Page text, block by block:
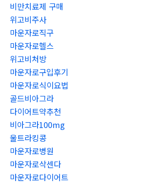
비만치료제 구매
위고비주사
마운자로직구
마운자로헬스
위고비처방
마운자로구입후기
마운자로식이요법
골드비아그라
다이어트약추천
비아그라100mg
울트라킹콩
마운자로병원
마운자로삭센다
마운자로다이어트